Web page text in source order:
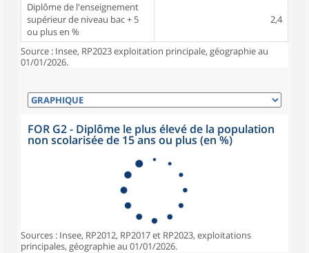
Diplôme de l'enseignement
supérieur de niveau bac + 5
ou plus en %
2,4
Source : Insee, RP2023 exploitation principale, géographie au
01/01/2026.
FOR G2 - Diplôme le plus élevé de la population
non scolarisée de 15 ans ou plus (en %)
Sources : Insee, RP2012, RP2017 et RP2023, exploitations
principales, géographie au 01/01/2026.